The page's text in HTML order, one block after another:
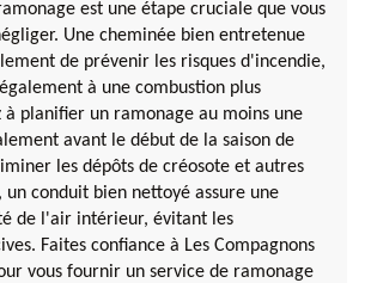
est une étape cruciale que vous
Une cheminée bien entretenue
de prévenir les risques d'incendie,
à une combustion plus
à planifier un ramonage au moins une
avant le début de la saison de
les dépôts de créosote et autres
un conduit bien nettoyé assure une
de l'air intérieur, évitant les
Faites confiance à Les Compagnons
vous fournir un service de ramonage